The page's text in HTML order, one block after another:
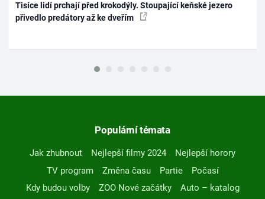
Tisíce lidí prchají před krokodýly. Stoupající keňské jezero
přivedlo predátory až ke dveřím
Populární témata
Jak zhubnout Nejlepší filmy 2024
Nejlepší horory
TV program
Změna času Partie
Počasí
Kdy budou volby
ZOO Nové začátky
Auto – katalog